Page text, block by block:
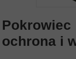
ochrona i